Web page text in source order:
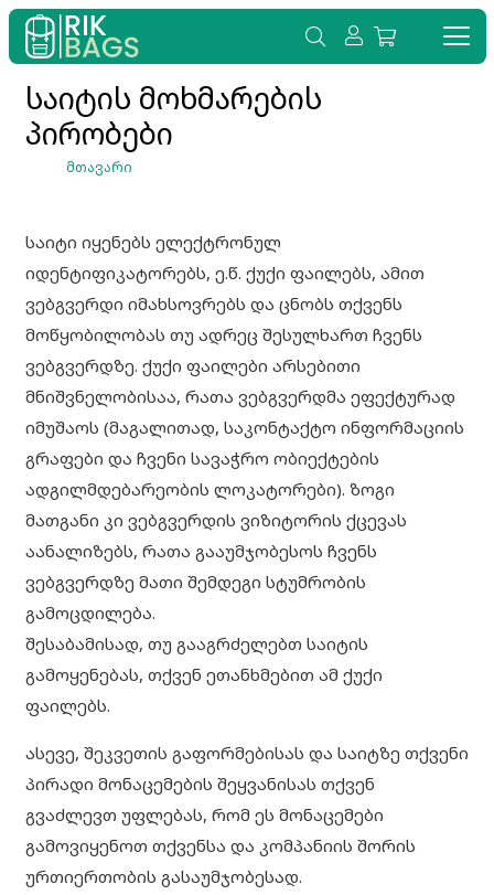
საიტის მოხმარების
პირობები
ᲛᲗᲐᲕᲐᲠᲘ
საიტი იყენებს ელექტრონულ
იდენტიფიკატორებს, ე.წ. ქუქი ფაილებს, ამით
ვებგვერდი იმახსოვრებს და ცნობს თქვენს
მოწყობილობას თუ ადრეც შესულხართ ჩვენს
ვებგვერდზე. ქუქი ფაილები არსებითი
მნიშვნელობისაა, რათა ვებგვერდმა ეფექტურად
იმუშაოს (მაგალითად, საკონტაქტო ინფორმაციის
გრაფები და ჩვენი სავაჭრო ობიექტების
ადგილმდებარეობის ლოკატორები). ზოგი
მათგანი კი ვებგვერდის ვიზიტორის ქცევას
აანალიზებს, რათა გააუმჯობესოს ჩვენს
ვებგვერდზე მათი შემდეგი სტუმრობის
გამოცდილება.
შესაბამისად, თუ გააგრძელებთ საიტის
გამოყენებას, თქვენ ეთანხმებით ამ ქუქი
ფაილებს.
ასევე, შეკვეთის გაფორმებისას და საიტზე თქვენი
პირადი მონაცემების შეყვანისას თქვენ
გვაძლევთ უფლებას, რომ ეს მონაცემები
გამოვიყენოთ თქვენსა და კომპანიის შორის
ურთიერთობის გასაუმჯობესად.